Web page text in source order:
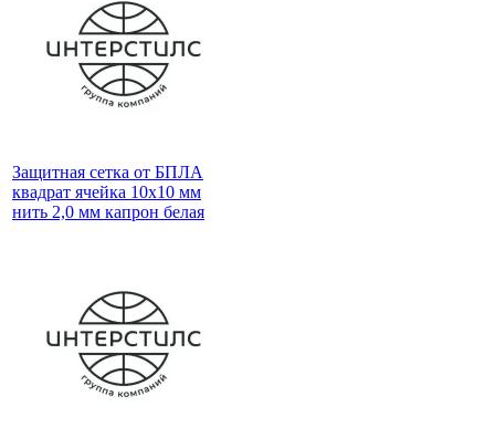
Защитная сетка от БПЛА
квадрат ячейка 10х10 мм
нить 2,0 мм капрон белая